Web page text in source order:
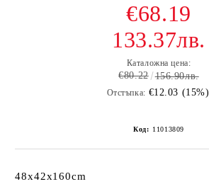
€68.19
133.37лв.
Каталожна цена:
€80.22 156.90лв.
Отстъпка: €12.03 (15%)
Код: 11013809
48x42x160cm